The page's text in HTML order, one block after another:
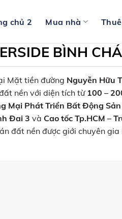
chủ 2 Mua nhà
BÌNH
Mặt tiền đường Nguyễn Hữu
nền với diện tích từ 100 –
Mại Phát Triển Bất Động
Đai 3 và Cao tốc Tp.HCM –
đất nền được giới chuyên gia